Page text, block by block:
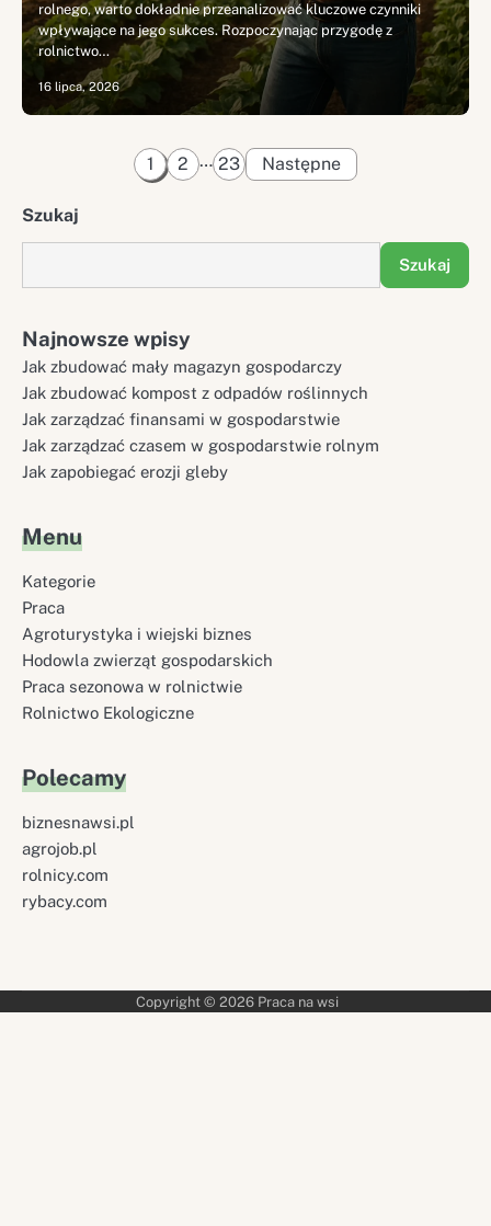
rolnego, warto dokładnie przeanalizować kluczowe czynniki
wpływające na jego sukces. Rozpoczynając przygodę z
rolnictwo…
16 lipca, 2026
Stronicowanie
1 2 … 23 Następne
Szukaj
Szukaj
Najnowsze wpisy
Jak zbudować mały magazyn gospodarczy
Jak zbudować kompost z odpadów roślinnych
Jak zarządzać finansami w gospodarstwie
Jak zarządzać czasem w gospodarstwie rolnym
Jak zapobiegać erozji gleby
Menu
Kategorie
Praca
Agroturystyka i wiejski biznes
Hodowla zwierząt gospodarskich
Praca sezonowa w rolnictwie
Rolnictwo Ekologiczne
Polecamy
biznesnawsi.pl
agrojob.pl
rolnicy.com
rybacy.com
Copyright © 2026 Praca na wsi